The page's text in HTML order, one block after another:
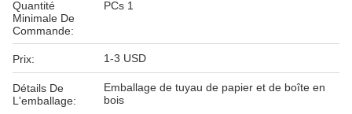
Quantité
Minimale De
Commande:
PCs 1
Prix: 1-3 USD
Détails De
L'emballage:
Emballage de tuyau de papier et de boîte en
bois